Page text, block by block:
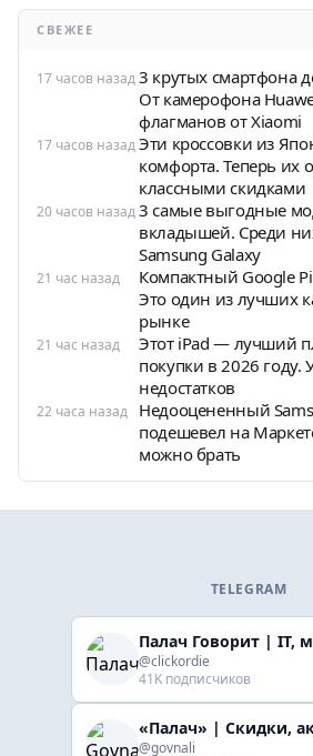
СВЕЖЕЕ
17 часов назад3 крутых смартфона
От камерофона
флагманов от Xiaomi
17 часов назадЭти кроссовки из
комфорта. Теперь их
классными скидками
20 часов назад3 самые выгодные
вкладышей. Среди
Samsung Galaxy
21 час назад
Компактный Google
Это один из лучших
рынке
21 час назад
Этот iPad — лучший
покупки в 2026 году.
недостатков
22 часа назад
Недооцененный
подешевел на
можно брать
TELEGRAM
@clickordie
41K подписчиков
@govnali